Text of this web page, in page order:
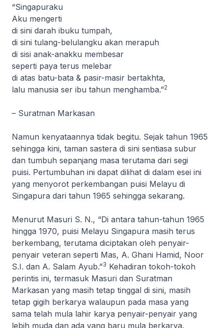
“Singapuraku
Aku mengerti
di sini darah ibuku tumpah,
di sini tulang-belulangku akan merapuh
di sisi anak-anakku membesar
seperti paya terus melebar
di atas batu-bata & pasir-masir bertakhta,
lalu manusia ser ibu tahun menghamba.”2
– Suratman Markasan
Namun kenyataannya tidak begitu. Sejak tahun 1965
sehingga kini, taman sastera di sini sentiasa subur
dan tumbuh sepanjang masa terutama dari segi
puisi. Pertumbuhan ini dapat dilihat di dalam esei ini
yang menyorot perkembangan puisi Melayu di
Singapura dari tahun 1965 sehingga sekarang.
Menurut Masuri S. N., “Di antara tahun-tahun 1965
hingga 1970, puisi Melayu Singapura masih terus
berkembang, terutama diciptakan oleh penyair-
penyair veteran seperti Mas, A. Ghani Hamid, Noor
S.I. dan A. Salam Ayub.”3 Kehadiran tokoh-tokoh
perintis ini, termasuk Masuri dan Suratman
Markasan yang masih tetap tinggal di sini, masih
tetap gigih berkarya walaupun pada masa yang
sama telah mula lahir karya penyair-penyair yang
lebih muda dan ada yang baru mula berkarya.